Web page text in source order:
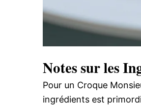
Notes sur les
Pour un Croque
ingrédients est